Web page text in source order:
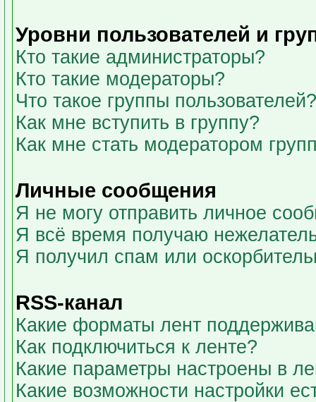
Уровни пользователей и
Кто такие администраторы?
Кто такие модераторы?
Что такое группы пользователей?
Как мне вступить в группу?
Как мне стать модератором
Личные сообщения
Я не могу отправить личное
Я всё время получаю
Я получил спам или
RSS-канал
Какие форматы лент
Как подключиться к ленте?
Какие параметры настроены в
Какие возможности настройки